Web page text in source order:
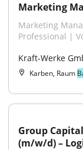
Marketing
Marketing
Professional |
Kraft-Werke
Karben, Raum
Group
(m/w/d) –